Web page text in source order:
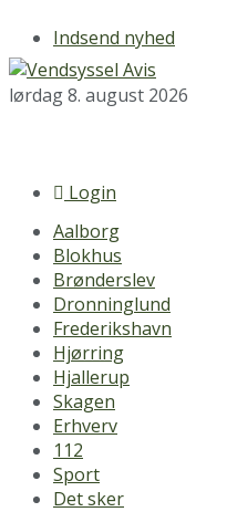
Indsend nyhed
lørdag 8. august 2026
Login
Aalborg
Blokhus
Brønderslev
Dronninglund
Frederikshavn
Hjørring
Hjallerup
Skagen
Erhverv
112
Sport
Det sker